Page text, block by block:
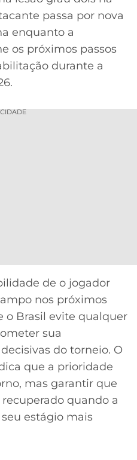
passa por nova
enquanto a
os próximos passos
durante a
de o jogador
nos próximos
o Brasil evite qualquer
sua
do torneio. O
que a prioridade
mas garantir que
quando a
estágio mais